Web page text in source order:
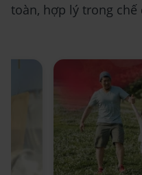
toàn, hợp lý trong chế